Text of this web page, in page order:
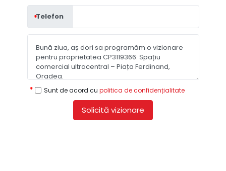
Telefon
Sunt de acord cu politica de confidențialitate
Solicită vizionare